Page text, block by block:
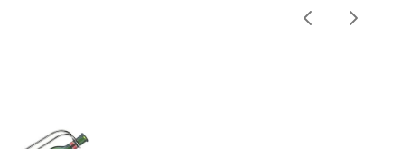
uma adição valiosa em qualquer lar.